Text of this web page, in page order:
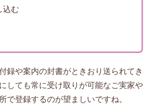
込む
録や案内の封書がときおり送られてき
しても常に受け取りが可能なご実家や
で登録するのが望ましいですね。